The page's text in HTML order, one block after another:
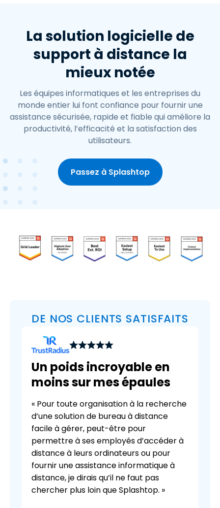
La solution logicielle de
support à distance la
mieux notée
Les équipes informatiques et les entreprises du
monde entier lui font confiance pour fournir une
assistance sécurisée, rapide et fiable qui améliore la
productivité, l’efficacité et la satisfaction des
utilisateurs.
Passez à Splashtop
DE NOS CLIENTS SATISFAITS
Un poids incroyable en
moins sur mes épaules
« Pour toute organisation à la recherche
d’une solution de bureau à distance
facile à gérer, peut-être pour
permettre à ses employés d’accéder à
distance à leurs ordinateurs ou pour
fournir une assistance informatique à
distance, je dirais qu’il ne faut pas
chercher plus loin que Splashtop. »